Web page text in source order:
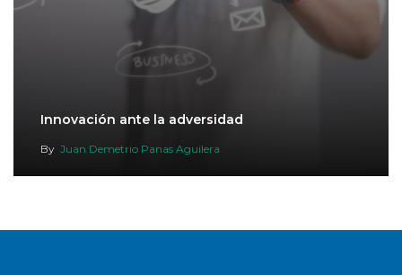
Innovación ante la adversidad
By Juan Demetrio Panas Aguilera